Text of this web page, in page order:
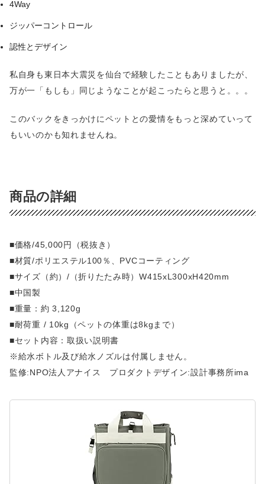
4Way
ジッパーコントロール
認性とデザイン
私自身も東日本大震災を仙台で経験したこともありましたが、
万が一「もしも」同じようなことが起こったらと思うと。。。
このバックをきっかけにペットとの愛情をもっと深めていって
もいいのかも知れませんね。
商品の詳細
■価格/45,000円（税抜き）
■材質/ポリエステル100％、PVCコーティング
■サイズ（約）/（折りたたみ時）W415xL300xH420mm
■中国製
■重量：約 3,120g
■耐荷重 / 10kg（ペットの体重は8kgまで）
■セット内容：取扱い説明書
※給水ボトル及び給水ノズルは付属しません。
監修:NPO法人アナイス プロダクトデザイン:設計事務所ima